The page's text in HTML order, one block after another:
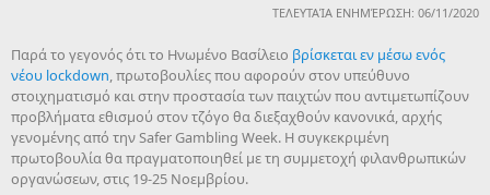
ΤΕΛΕΥΤΑΊΑ ΕΝΗΜΈΡΩΣΗ: 06/11/2020
Παρά το γεγονός ότι το Ηνωμένο Βασίλειο βρίσκεται εν μέσω ενός
νέου lockdown, πρωτοβουλίες που αφορούν στον υπεύθυνο
στοιχηματισμό και στην προστασία των παιχτών που αντιμετωπίζουν
προβλήματα εθισμού στον τζόγο θα διεξαχθούν κανονικά, αρχής
γενομένης από την Safer Gambling Week. Η συγκεκριμένη
πρωτοβουλία θα πραγματοποιηθεί με τη συμμετοχή φιλανθρωπικών
οργανώσεων, στις 19-25 Νοεμβρίου.